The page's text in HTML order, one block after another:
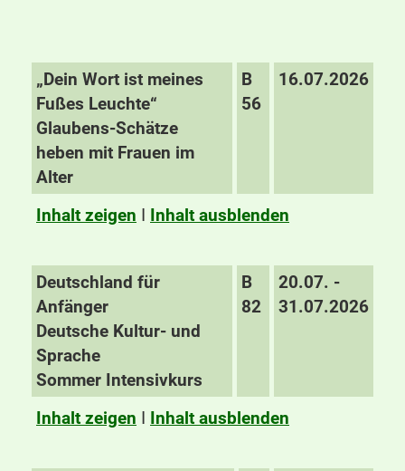
„Dein Wort ist meines
Fußes Leuchte“
Glaubens-Schätze
heben mit Frauen im
Alter
B
56
16.07.2026
Inhalt zeigen I Inhalt ausblenden
Deutschland für
Anfänger
Deutsche Kultur- und
Sprache
Sommer Intensivkurs
B
82
20.07. -
31.07.2026
Inhalt zeigen I Inhalt ausblenden